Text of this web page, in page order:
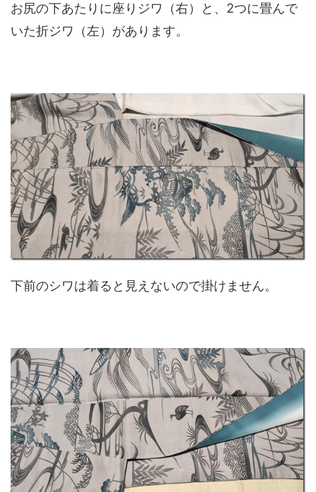
お尻の下あたりに座りジワ（右）と、2つに畳んで
いた折ジワ（左）があります。
下前のシワは着ると見えないので掛けません。